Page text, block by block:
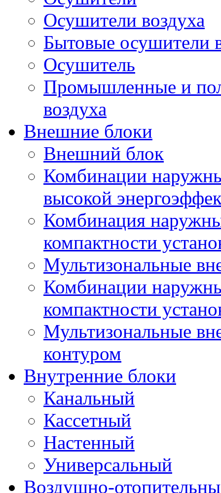
Осушители воздуха
Бытовые осушители
Осушитель
Промышленные и
воздуха
Внешние блоки
Внешний блок
Комбинации
высокой
Комбинация
компактности
Мультизональные
Комбинации
компактности
Мультизональные
контуром
Внутренние блоки
Канальный
Кассетный
Настенный
Универсальный
Воздушно-